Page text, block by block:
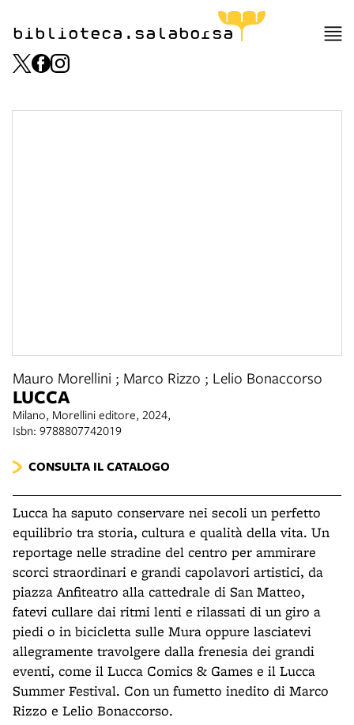
biblioteca.salaborsa
Mauro Morellini ; Marco Rizzo ; Lelio Bonaccorso
LUCCA
Milano, Morellini editore, 2024,
Isbn: 9788807742019
CONSULTA IL CATALOGO
Lucca ha saputo conservare nei secoli un perfetto
equilibrio tra storia, cultura e qualità della vita. Un
reportage nelle stradine del centro per ammirare
scorci straordinari e grandi capolavori artistici, da
piazza Anfiteatro alla cattedrale di San Matteo,
fatevi cullare dai ritmi lenti e rilassati di un giro a
piedi o in bicicletta sulle Mura oppure lasciatevi
allegramente travolgere dalla frenesia dei grandi
eventi, come il Lucca Comics & Games e il Lucca
Summer Festival. Con un fumetto inedito di Marco
Rizzo e Lelio Bonaccorso.